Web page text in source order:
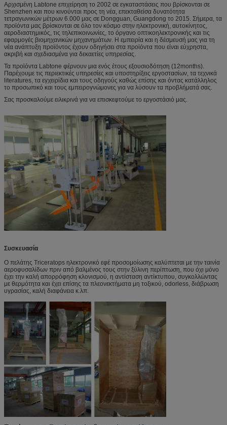
Αρχισμένη Labtone επιχείρηση το 2002 σε εγκαταστάσεις που βρίσκονται σε
Shenzhen και που κινούνται προς τη νέα, επεκταθείσα δυνατότητα
τετραγωνικών μέτρων 6.000 μας σε Dongguan, Guangdong το 2015. Σήμερα, τα
προϊόντα μας βρίσκονται σε όλο τον κόσμο στην ηλεκτρονική, αυτοκίνητος,
αεροδιαστημικός, τις τηλεπικοινωνίες, το όργανο οπτικοηλεκτρονικής και τις
εφαρμογές βιομηχανικών μηχανημάτων. Η εμπειρία και η δέσμευσή μας για τη
νέα ανάπτυξη προϊόντος έχουν οδηγήσει στα προϊόντα που είναι εύχρηστα,
ακριβή και σχεδιασμένα για δεκαετίες υπηρεσίας.
Τα προϊόντα Labtone φέρνουν μια ενός έτους εξουσιοδότηση (12months).
Παρέχουμε τις περιεκτικές υπηρεσίες και υποστηρίξεις εργοστασίων, τα τεχνικά
literatures, τα εγχειρίδια και τους οδηγούς καθώς επίσης και όντας κατάλληλος
το προσωπικό και τους εμπειρογνώμονες για να λύσουν τα προβλήματά σας.
Σας προσκαλούμε ειλικρινά για να επισκεφτούμε το εργοστάσιό μας.
Συσκευασία
Ο πελάτης Triceratops ηλεκτρονικό εφέ προσομοίωσης καλύπτεται με την ταινία
αεροφυσαλίδων πριν από βαλμένος τους στην ξύλινη περίπτωση, που όχι μόνο
έχει την καλή απορρόφηση κλονισμού, η αντίσταση αντίκτυπου, συγκολλώντας
με θερμότητα και έχει επίσης τα πλεονεκτήματα μη τοξικού, odorless, διάβρωση
υγρασίας, καλή διαφάνεια κ.λπ.